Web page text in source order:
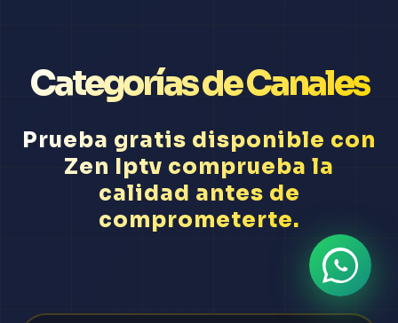
Categorías de Canales
Prueba gratis disponible con
Zen Iptv comprueba la
calidad antes de
comprometerte.